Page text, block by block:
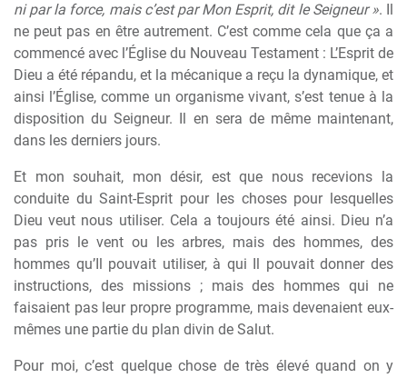
ni par la force, mais c’est par Mon Esprit, dit le Seigneur ». Il
ne peut pas en être autrement. C’est comme cela que ça a
commencé avec l’Église du Nouveau Testament : L’Esprit de
Dieu a été répandu, et la mécanique a reçu la dynamique, et
ainsi l’Église, comme un organisme vivant, s’est tenue à la
disposition du Seigneur. Il en sera de même maintenant,
dans les derniers jours.
Et mon souhait, mon désir, est que nous recevions la
conduite du Saint-Esprit pour les choses pour lesquelles
Dieu veut nous utiliser. Cela a toujours été ainsi. Dieu n’a
pas pris le vent ou les arbres, mais des hommes, des
hommes qu’Il pouvait utiliser, à qui Il pouvait donner des
instructions, des missions ; mais des hommes qui ne
faisaient pas leur propre programme, mais devenaient eux-
mêmes une partie du plan divin de Salut.
Pour moi, c’est quelque chose de très élevé quand on y